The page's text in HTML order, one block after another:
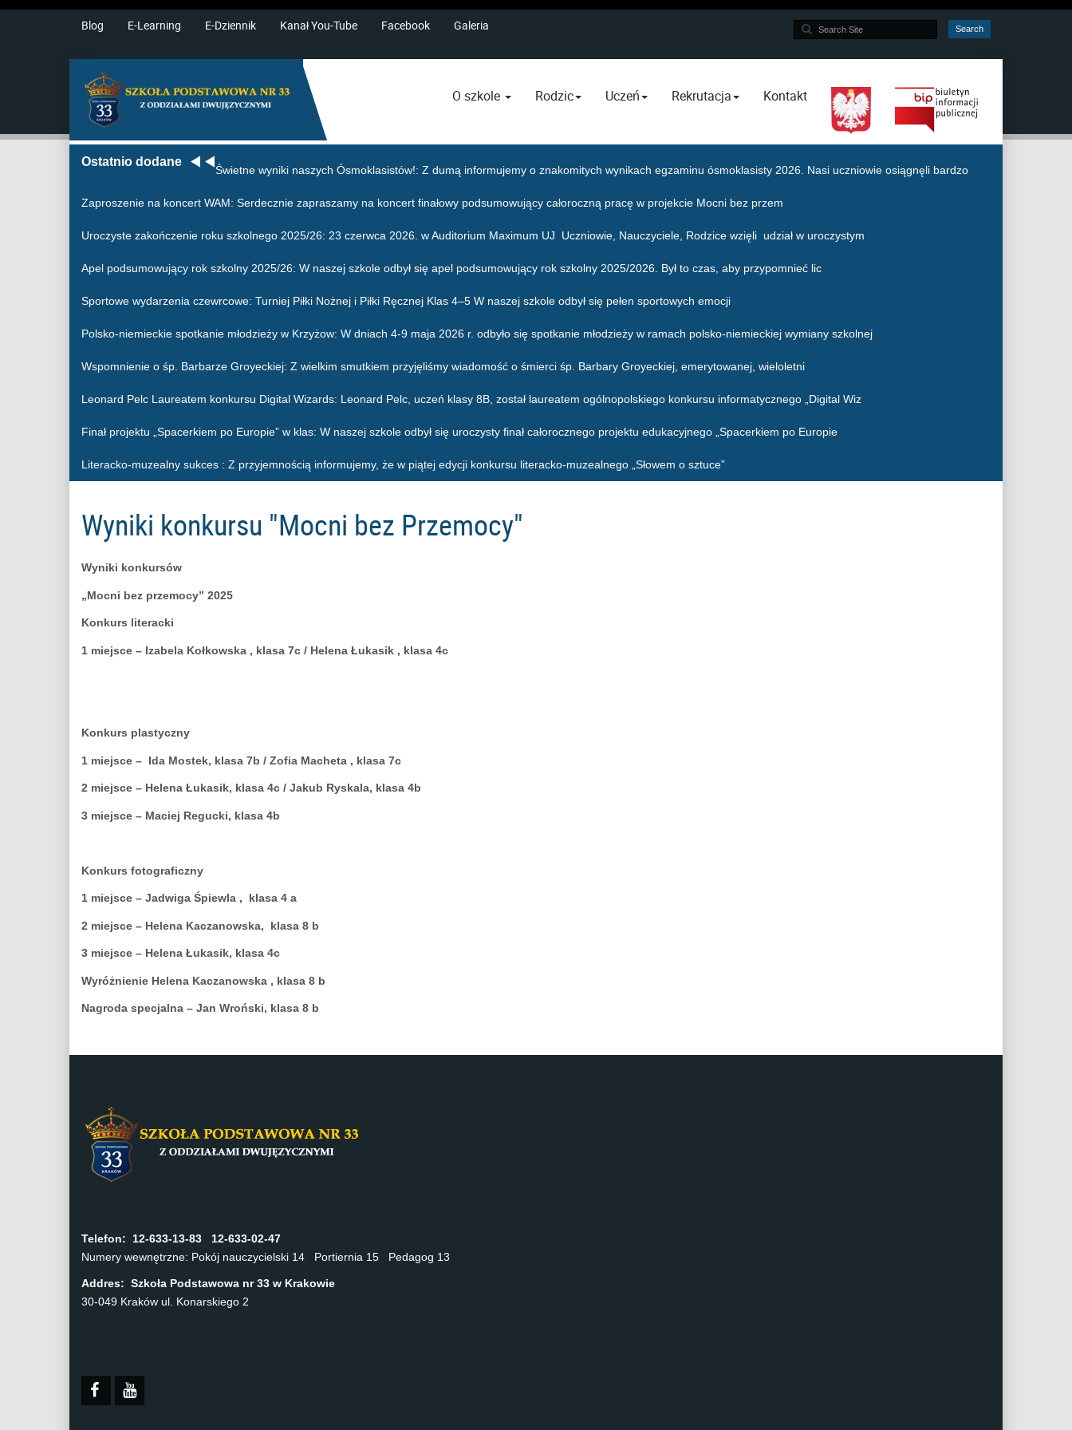
Blog E-Learning E-Dziennik Kanał You-Tube Facebook Galeria
Search
Search
O szkole Rodzic Uczeń Rekrutacja Kontakt
Ostatnio dodane
Świetne wyniki naszych Ósmoklasistów!: Z dumą informujemy o znakomitych wynikach egzaminu ósmoklasisty 2026. Nasi uczniowie osiągnęli bardzo
Zaproszenie na koncert WAM: Serdecznie zapraszamy na koncert finałowy podsumowujący całoroczną pracę w projekcie Mocni bez przem
Uroczyste zakończenie roku szkolnego 2025/26: 23 czerwca 2026. w Auditorium Maximum UJ Uczniowie, Nauczyciele, Rodzice wzięli udział w uroczystym
Apel podsumowujący rok szkolny 2025/26: W naszej szkole odbył się apel podsumowujący rok szkolny 2025/2026. Był to czas, aby przypomnieć lic
Sportowe wydarzenia czewrcowe: Turniej Piłki Nożnej i Piłki Ręcznej Klas 4–5 W naszej szkole odbył się pełen sportowych emocji
Polsko-niemieckie spotkanie młodzieży w Krzyżow: W dniach 4-9 maja 2026 r. odbyło się spotkanie młodzieży w ramach polsko-niemieckiej wymiany szkolnej
Wspomnienie o śp. Barbarze Groyeckiej: Z wielkim smutkiem przyjęliśmy wiadomość o śmierci śp. Barbary Groyeckiej, emerytowanej, wieloletni
Leonard Pelc Laureatem konkursu Digital Wizards: Leonard Pelc, uczeń klasy 8B, został laureatem ogólnopolskiego konkursu informatycznego „Digital Wiz
Finał projektu „Spacerkiem po Europie” w klas: W naszej szkole odbył się uroczysty finał całorocznego projektu edukacyjnego „Spacerkiem po Europie
Literacko-muzealny sukces : Z przyjemnością informujemy, że w piątej edycji konkursu literacko-muzealnego „Słowem o sztuce”
Wyniki konkursu "Mocni bez Przemocy"
Wyniki konkursów
„Mocni bez przemocy” 2025
Konkurs literacki
1 miejsce – Izabela Kołkowska , klasa 7c / Helena Łukasik , klasa 4c
Konkurs plastyczny
1 miejsce – Ida Mostek, klasa 7b / Zofia Macheta , klasa 7c
2 miejsce – Helena Łukasik, klasa 4c / Jakub Ryskala, klasa 4b
3 miejsce – Maciej Regucki, klasa 4b
Konkurs fotograficzny
1 miejsce – Jadwiga Śpiewla , klasa 4 a
2 miejsce – Helena Kaczanowska, klasa 8 b
3 miejsce – Helena Łukasik, klasa 4c
Wyróżnienie Helena Kaczanowska , klasa 8 b
Nagroda specjalna – Jan Wroński, klasa 8 b
Telefon:
12-633-13-83 12-633-02-47
Numery wewnętrzne: Pokój nauczycielski 14 Portiernia 15 Pedagog 13
Addres: Szkoła Podstawowa nr 33 w Krakowie
30-049 Kraków ul. Konarskiego 2